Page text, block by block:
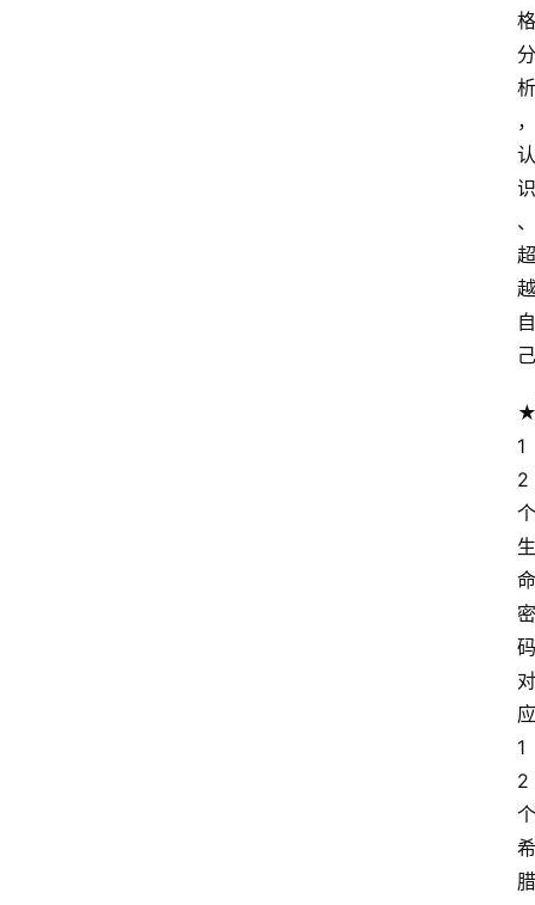
格
分
析
，
认
识
、
超
越
自
己
1
2
个
生
命
密
码
对
应
1
2
个
希
腊